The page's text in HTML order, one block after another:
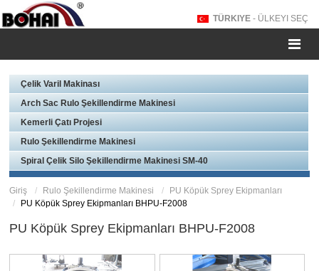
TÜRKIYE - ÜLKEYI SEÇ
Çelik Varil Makinası
Arch Sac Rulo Şekillendirme Makinesi
Kemerli Çatı Projesi
Rulo Şekillendirme Makinesi
Spiral Çelik Silo Şekillendirme Makinesi SM-40
Giriş Rulo Şekillendirme Makinesi
PU Köpük Sprey Ekipmanları
PU Köpük Sprey Ekipmanları BHPU-F2008
PU Köpük Sprey Ekipmanları BHPU-F2008